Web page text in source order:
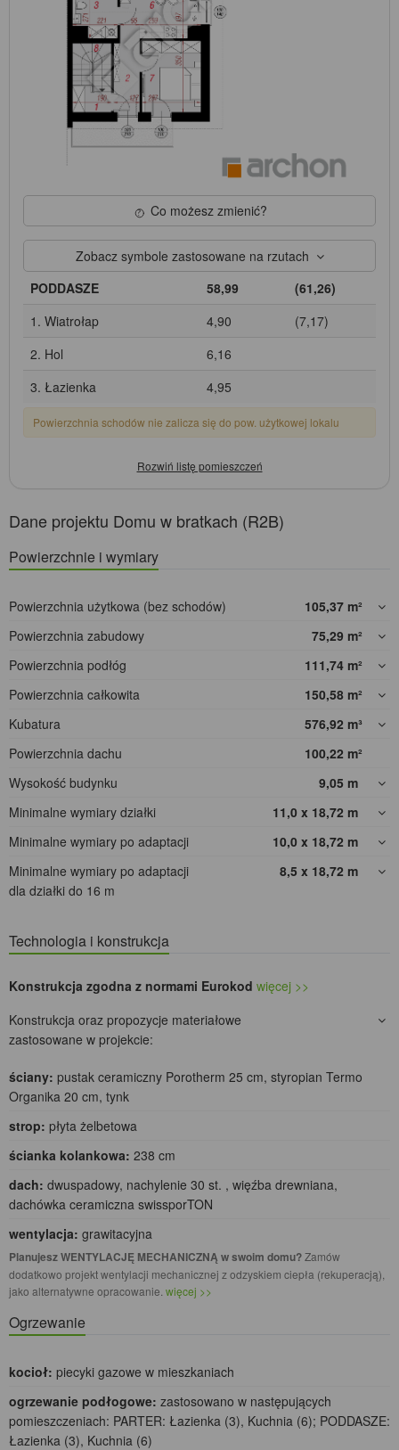
Co możesz zmienić?
Zobacz symbole zastosowane na rzutach
PODDASZE
58,99
(61,26)
1. Wiatrołap
4,90
(7,17)
2. Hol
6,16
3. Łazienka
4,95
Powierzchnia schodów nie zalicza się do pow. użytkowej lokalu
Dane projektu Domu w bratkach (R2B)
Powierzchnie i wymiary
Powierzchnia użytkowa (bez schodów) 105,37 m²
Powierzchnia zabudowy
75,29 m²
Powierzchnia podłóg
111,74 m²
Powierzchnia całkowita
150,58 m²
Kubatura
576,92 m³
Powierzchnia dachu
100,22 m²
Wysokość budynku
9,05 m
Minimalne wymiary działki
11,0 x 18,72 m
Minimalne wymiary po adaptacji
10,0 x 18,72 m
Minimalne wymiary po adaptacji
dla działki do 16 m
8,5 x 18,72 m
Technologia i konstrukcja
Konstrukcja zgodna z normami Eurokod więcej >>
Konstrukcja oraz propozycje materiałowe
zastosowane w projekcie:
ściany: pustak ceramiczny Porotherm 25 cm, styropian Termo
Organika 20 cm, tynk
strop: płyta żelbetowa
ścianka kolankowa: 238 cm
dach: dwuspadowy, nachylenie 30 st. , więźba drewniana,
dachówka ceramiczna swissporTON
wentylacja: grawitacyjna
Planujesz WENTYLACJĘ MECHANICZNĄ w swoim domu?Zamów
dodatkowo projekt wentylacji mechanicznej z odzyskiem ciepła (rekuperacją),
jako alternatywne opracowanie. więcej >>
Ogrzewanie
kocioł: piecyki gazowe w mieszkaniach
ogrzewanie podłogowe: zastosowano w następujących
pomieszczeniach: PARTER: Łazienka (3), Kuchnia (6); PODDASZE:
Łazienka (3), Kuchnia (6)